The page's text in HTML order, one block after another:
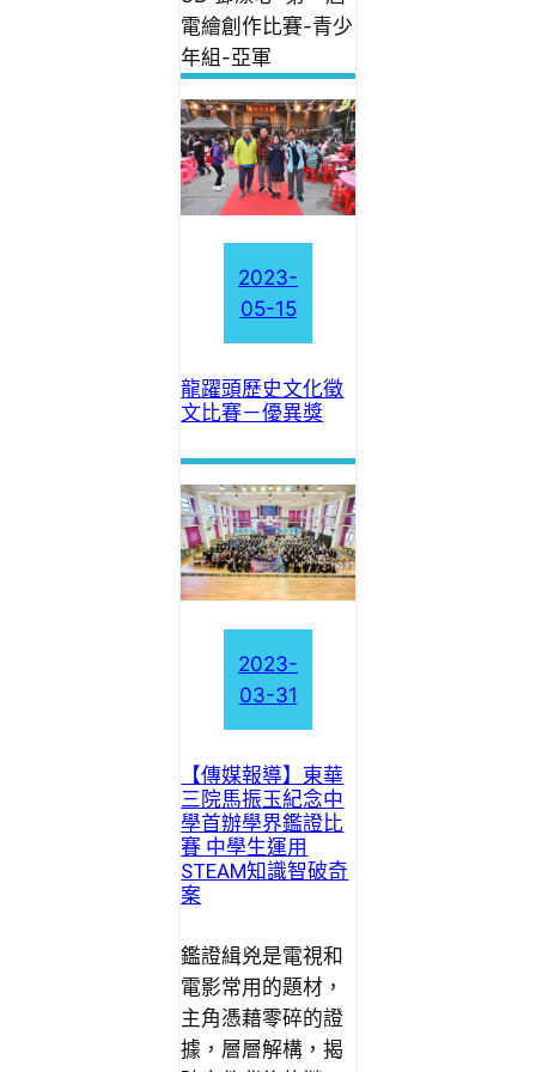
電繪創作比賽-青少
年組-亞軍
2023-
05-15
龍躍頭歷史文化徵
文比賽－優異獎
2023-
03-31
【傳媒報導】東華
三院馬振玉紀念中
學首辦學界鑑證比
賽 中學生運用
STEAM知識智破奇
案
鑑證緝兇是電視和
電影常用的題材，
主角憑藉零碎的證
據，層層解構，揭